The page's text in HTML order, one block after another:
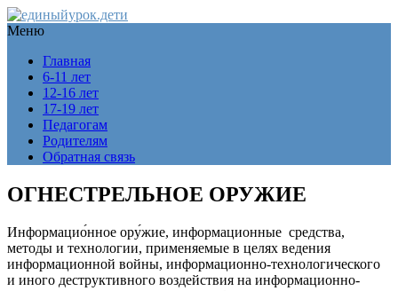
Меню
Главная
6-11 лет
12-16 лет
17-19 лет
Педагогам
Родителям
Обратная связь
ОГНЕСТРЕЛЬНОЕ ОРУЖИЕ
Информацио́нное ору́жие, информационные средства,
методы и технологии, применяемые в целях ведения
информационной войны, информационно-технологического
и иного деструктивного воздействия на информационно-